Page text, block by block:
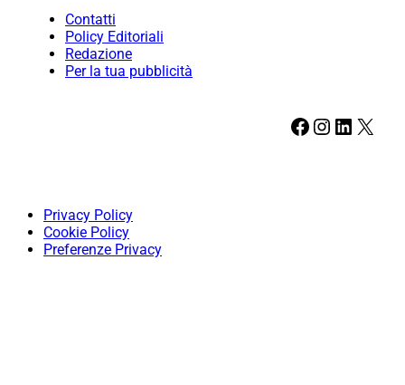
Contatti
Policy Editoriali
Redazione
Per la tua pubblicità
Facebook Instagram LinkedIn X
Privacy Policy
Cookie Policy
Preferenze Privacy